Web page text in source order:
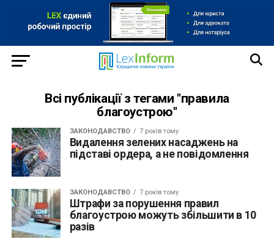
Всі публікації з тегами "правила
благоустрою"
ЗАКОНОДАВСТВО 7 років тому
Видалення зелених насаджень на
підставі ордера, а не повідомлення
ЗАКОНОДАВСТВО 7 років тому
Штрафи за порушення правил
благоустрою можуть збільшити в 10
разів